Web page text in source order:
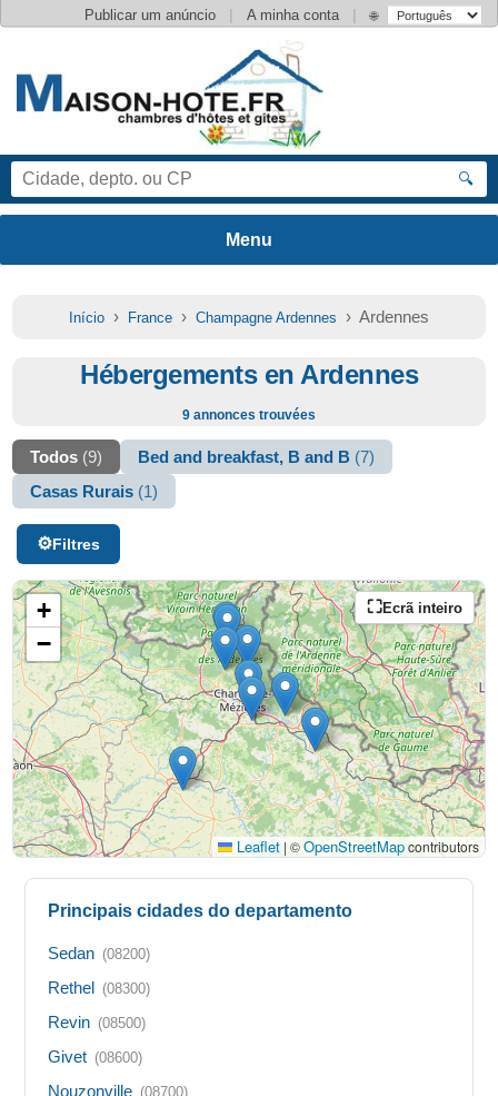
Publicar um anúncio | A minha conta | 🌐
🔍
Início › France › Champagne Ardennes › Ardennes
Hébergements en Ardennes
9 annonces trouvées
Todos (9) Bed and breakfast, B and B (7)
Casas Rurais (1)
Filtres
Ecrã inteiro
+
−
Leaflet | ©OpenStreetMapcontributors
Principais cidades do departamento
Sedan (08200)
Rethel (08300)
Revin (08500)
Givet (08600)
Nouzonville (08700)